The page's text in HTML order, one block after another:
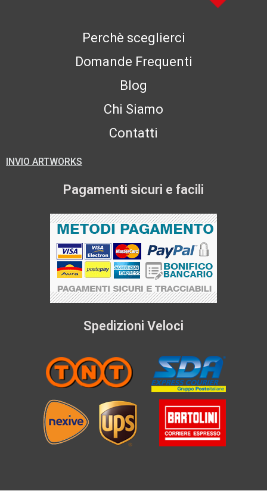
Perchè sceglierci
Domande Frequenti
Blog
Chi Siamo
Contatti
INVIO ARTWORKS
Pagamenti sicuri e facili
Spedizioni Veloci